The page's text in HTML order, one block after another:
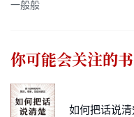
一般般
你可能会关注的
如何把话说清